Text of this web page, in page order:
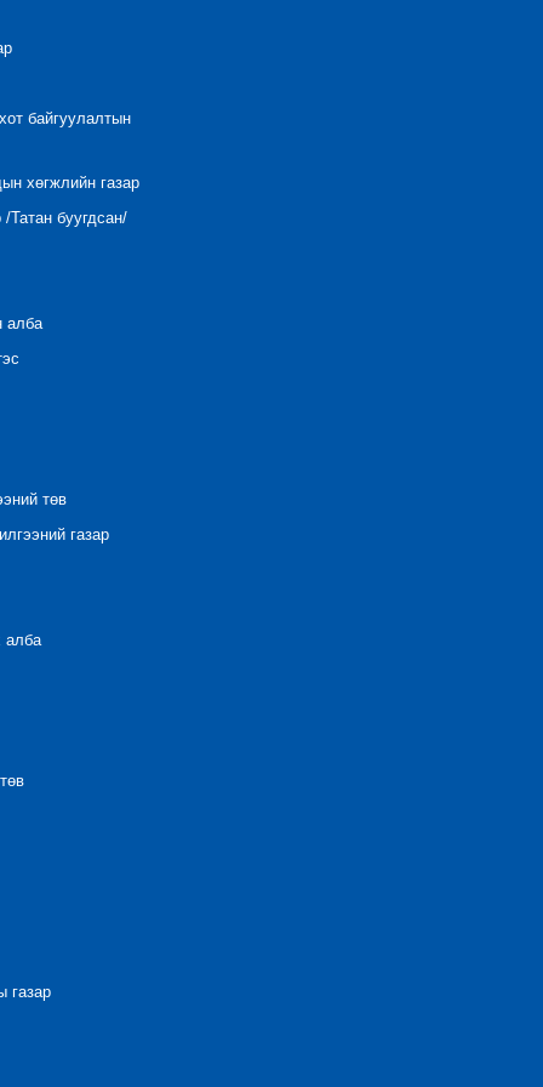
байгуулалтын
хөгжлийн газар
буугдсан/
алба
төв
газар
алба
газар